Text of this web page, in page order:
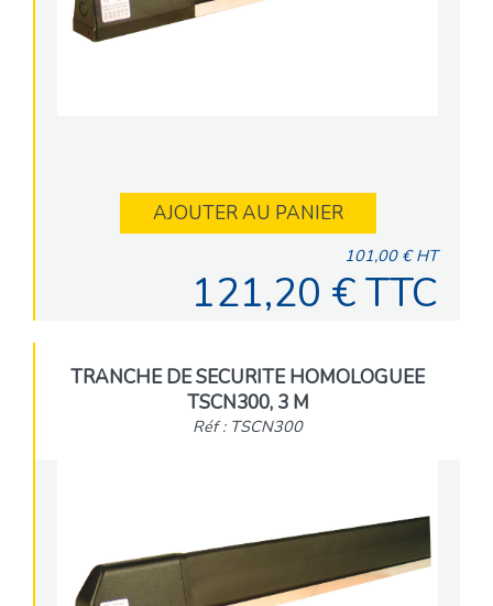
AJOUTER AU PANIER
101,00 € HT
121,20 € TTC
TRANCHE DE SECURITE HOMOLOGUEE
TSCN300, 3 M
Réf : TSCN300